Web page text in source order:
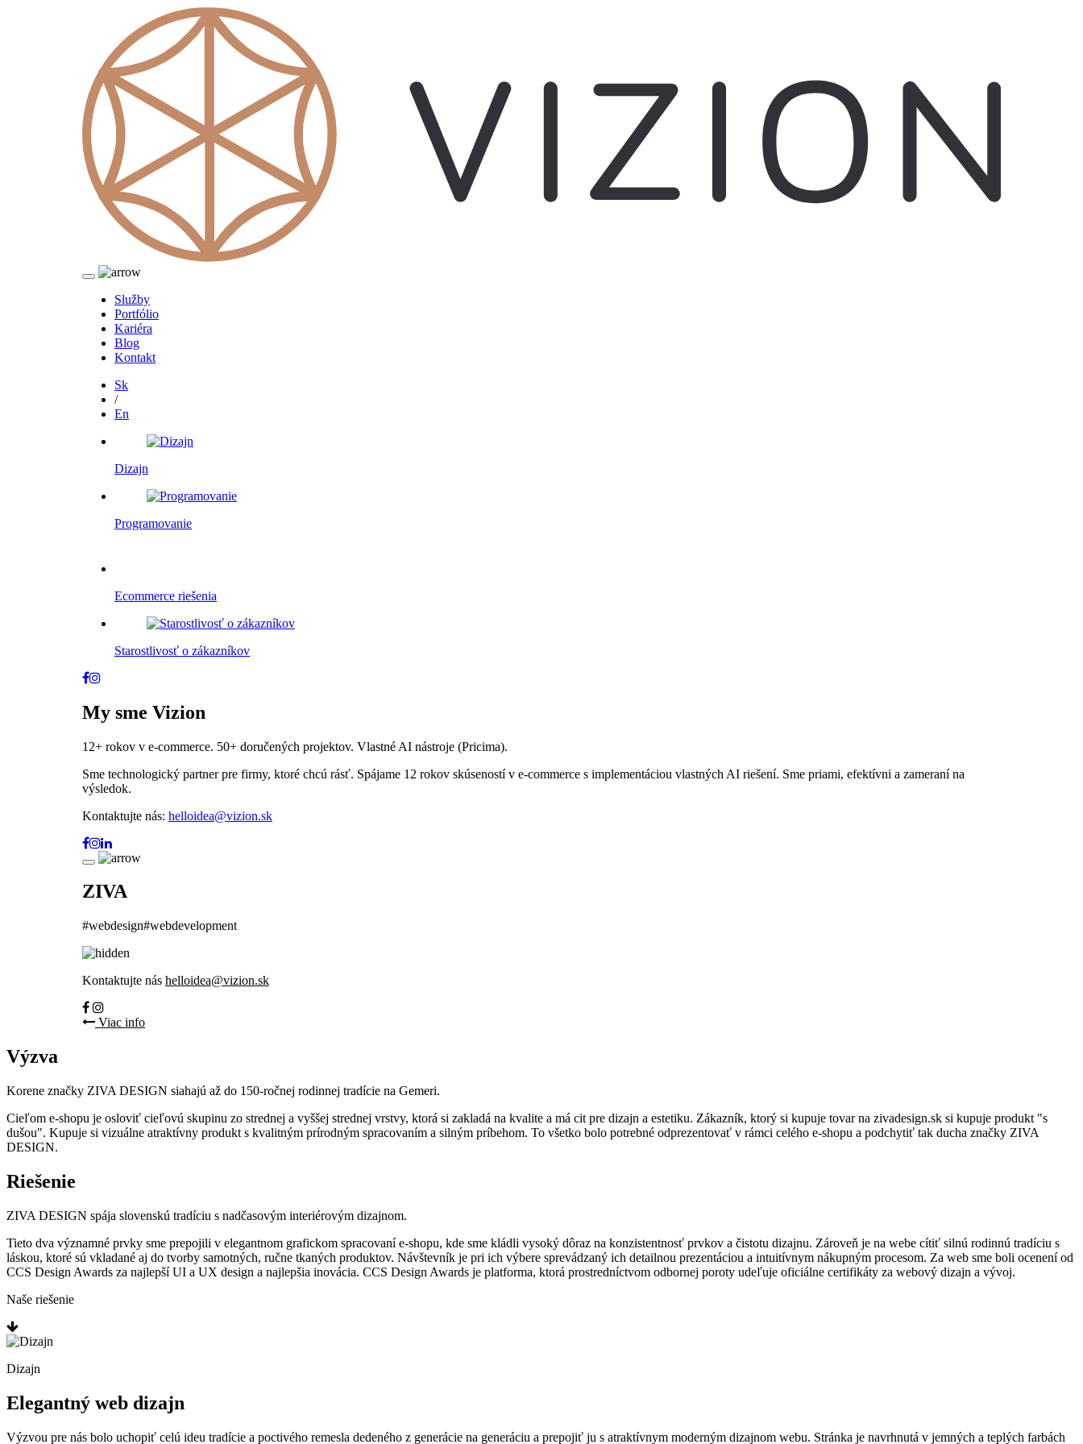
Služby
Portfólio
Kariéra
Blog
Kontakt
Sk
/
En
Dizajn
Programovanie
Ecommerce riešenia
Starostlivosť o zákazníkov
My sme Vizion
12+ rokov v e-commerce. 50+ doručených projektov. Vlastné AI nástroje (Pricima).
Sme technologický partner pre firmy, ktoré chcú rásť. Spájame 12 rokov skúseností v e-commerce s implementáciou vlastných AI riešení. Sme priami, efektívni a zameraní na
výsledok.
Kontaktujte nás: helloidea@vizion.sk
ZIVA
#webdesign#webdevelopment
Kontaktujte nás helloidea@vizion.sk
Viac info
Výzva
Korene značky ZIVA DESIGN siahajú až do 150-ročnej rodinnej tradície na Gemeri.
Cieľom e-shopu je osloviť cieľovú skupinu zo strednej a vyššej strednej vrstvy, ktorá si zakladá na kvalite a má cit pre dizajn a estetiku. Zákazník, ktorý si kupuje tovar na zivadesign.sk si kupuje produkt "s
dušou". Kupuje si vizuálne atraktívny produkt s kvalitným prírodným spracovaním a silným príbehom. To všetko bolo potrebné odprezentovať v rámci celého e-shopu a podchytiť tak ducha značky ZIVA
DESIGN.
Riešenie
ZIVA DESIGN spája slovenskú tradíciu s nadčasovým interiérovým dizajnom.
Tieto dva významné prvky sme prepojili v elegantnom grafickom spracovaní e-shopu, kde sme kládli vysoký dôraz na konzistentnosť prvkov a čistotu dizajnu. Zároveň je na webe cítiť silnú rodinnú tradíciu s
láskou, ktoré sú vkladané aj do tvorby samotných, ručne tkaných produktov. Návštevník je pri ich výbere sprevádzaný ich detailnou prezentáciou a intuitívnym nákupným procesom. Za web sme boli ocenení od
CCS Design Awards za najlepší UI a UX design a najlepšia inovácia. CCS Design Awards je platforma, ktorá prostredníctvom odbornej poroty udeľuje oficiálne certifikáty za webový dizajn a vývoj.
Naše riešenie
Dizajn
Elegantný web dizajn
Výzvou pre nás bolo uchopiť celú ideu tradície a poctivého remesla dedeného z generácie na generáciu a prepojiť ju s atraktívnym moderným dizajnom webu. Stránka je navrhnutá v jemných a teplých farbách